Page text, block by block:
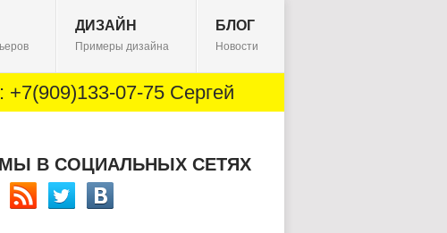
ДИЗАЙН
Примеры дизайна
БЛОГ
Новости
07-75 Сергей
МЫ В СОЦИАЛЬНЫХ СЕТЯХ